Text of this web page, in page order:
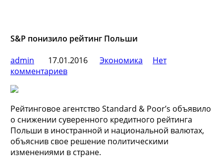
S&P понизило рейтинг Польши
admin
17.01.2016 Экономика
Нет
комментариев
Рейтинговое агентство Standard & Poor’s объявило
о снижении суверенного кредитного рейтинга
Польши в иностранной и национальной валютах,
объяснив свое решение политическими
изменениями в стране.